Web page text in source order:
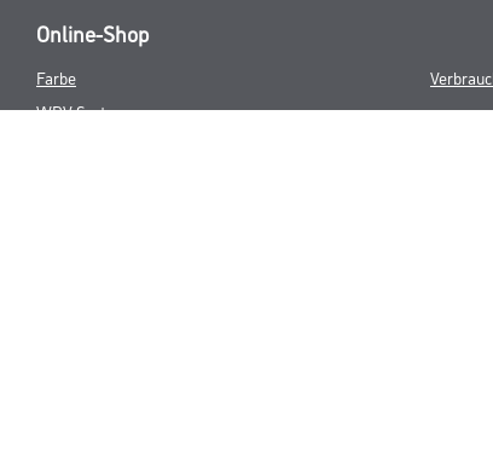
Online-Shop
Farbe
WDV-Systeme